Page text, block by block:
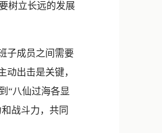
树立长远的发展
子成员之间需要
出击是关键，
“八仙过海各显
战斗力，共同